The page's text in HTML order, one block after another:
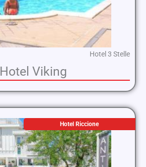
Hotel 3 Stelle
Hotel Viking
Hotel Riccione